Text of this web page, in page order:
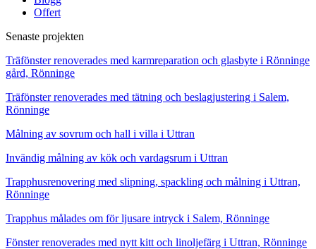
Offert
Senaste projekten
Träfönster renoverades med karmreparation och glasbyte i Rönninge
gård, Rönninge
Träfönster renoverades med tätning och beslagjustering i Salem,
Rönninge
Målning av sovrum och hall i villa i Uttran
Invändig målning av kök och vardagsrum i Uttran
Trapphusrenovering med slipning, spackling och målning i Uttran,
Rönninge
Trapphus målades om för ljusare intryck i Salem, Rönninge
Fönster renoverades med nytt kitt och linoljefärg i Uttran, Rönninge